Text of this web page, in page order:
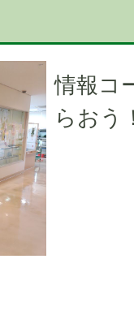
情報コ
らおう